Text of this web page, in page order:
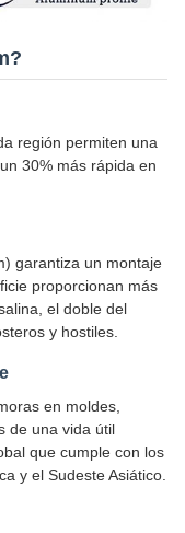
región permiten una
30% más rápida en
garantiza un montaje
proporcionan más
el doble del
y hostiles.
en moldes,
de una vida útil
que cumple con los
y el Sudeste Asiático.